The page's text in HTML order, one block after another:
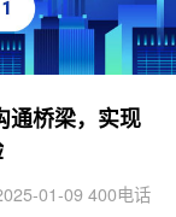
通桥梁，实现
01-09 400电话